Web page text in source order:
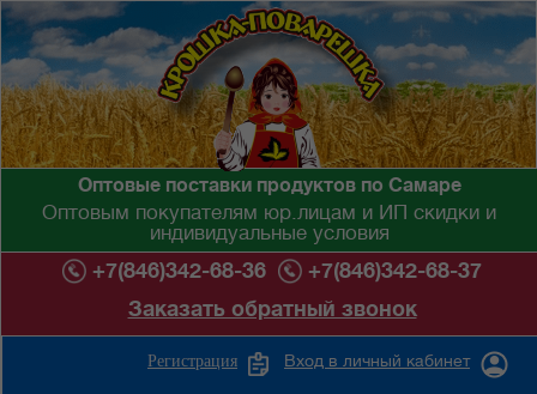
Оптовые поставки продуктов по Самаре
Оптовым покупателям юр.лицам и ИП скидки и
индивидуальные условия
+7(846)342-68-36
+7(846)342-68-37
Заказать обратный звонок
Вход в личный кабинет
Регистрация